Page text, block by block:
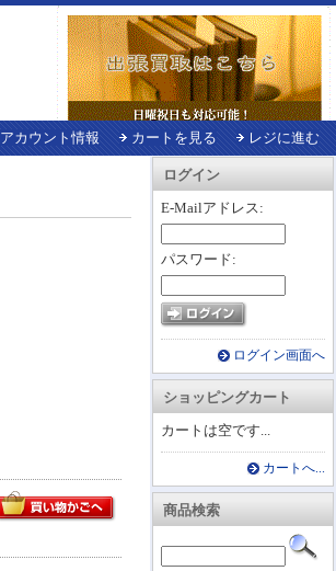
アカウント情報 カートを見る レジに進む
ログイン
E-Mailアドレス:
パスワード:
ログイン画面へ
ショッピングカート
カートは空です...
カートへ...
商品検索